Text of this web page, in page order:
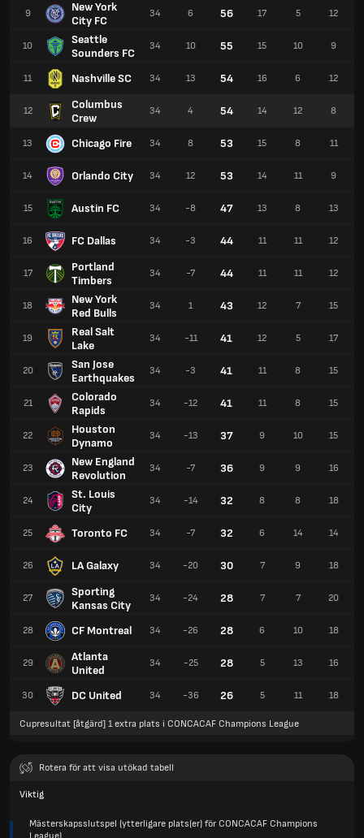
9
New York
City FC
10
Seattle
Sounders FC
11 Nashville SC
12
Columbus
Crew
13 Chicago Fire
14 Orlando City
15 Austin FC
16 FC Dallas
17
Portland
Timbers
18
New York
Red Bulls
19
Real Salt
Lake
20
San Jose
Earthquakes
21
Colorado
Rapids
22
Houston
Dynamo
23
New England
Revolution
24
St. Louis
City
25 Toronto FC
26 LA Galaxy
27
Sporting
Kansas City
28 CF Montreal
29
Atlanta
United
30 DC United
34 6 56 17 5 12
34 10 55 15 10 9
34 13 54 16 6 12
34 4 54 14 12 8
34 8 53 15 8 11
34 12 53 14 11 9
34 -8 47 13 8 13
34 -3 44 11 11 12
34 -7 44 11 11 12
34 1 43 12 7 15
34 -11 41 12 5 17
34 -3 41 11 8 15
34 -12 41 11 8 15
34 -13 37 9 10 15
34 -7 36 9 9 16
34 -14 32 8 8 18
34 -7 32 6 14 14
34 -20 30 7 9 18
34 -24 28 7 7 20
34 -26 28 6 10 18
34 -25 28 5 13 16
34 -36 26 5 11 18
Cupresultat [åtgärd] 1 extra plats i CONCACAF Champions League
Rotera för att visa utökad tabell
Viktig
Mästerskapsslutspel (ytterligare plats(er) för CONCACAF Champions